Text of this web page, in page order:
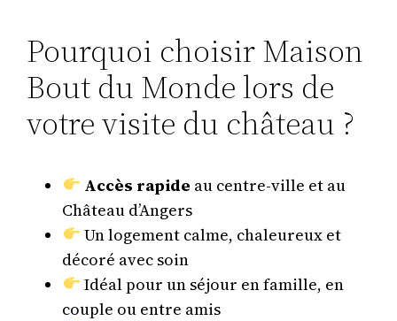
Pourquoi choisir Maison
Bout du Monde lors de
votre visite du château ?
Accès rapide au centre-ville et au
Château d’Angers
Un logement calme, chaleureux et
décoré avec soin
Idéal pour un séjour en famille, en
couple ou entre amis